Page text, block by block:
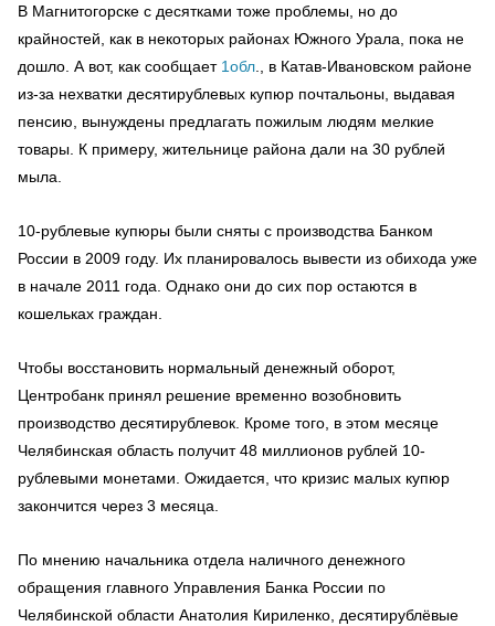
В Магнитогорске с десятками тоже проблемы, но до
крайностей, как в некоторых районах Южного Урала, пока не
дошло. А вот, как сообщает 1обл ., в Катав-Ивановском районе
из-за нехватки десятирублевых купюр почтальоны, выдавая
пенсию, вынуждены предлагать пожилым людям мелкие
товары. К примеру, жительнице района дали на 30 рублей
мыла.
10-рублевые купюры были сняты с производства Банком
России в 2009 году. Их планировалось вывести из обихода уже
в начале 2011 года. Однако они до сих пор остаются в
кошельках граждан.
Чтобы восстановить нормальный денежный оборот,
Центробанк принял решение временно возобновить
производство десятирублевок. Кроме того, в этом месяце
Челябинская область получит 48 миллионов рублей 10-
рублевыми монетами. Ожидается, что кризис малых купюр
закончится через 3 месяца.
По мнению начальника отдела наличного денежного
обращения главного Управления Банка России по
Челябинской области Анатолия Кириленко, десятирублёвые